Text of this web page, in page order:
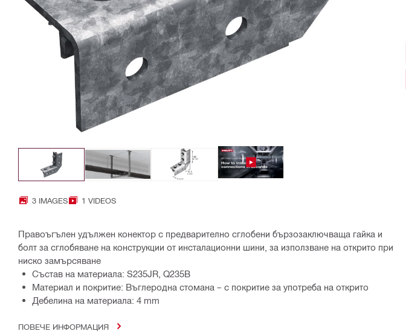
3 IMAGES 1 VIDEOS
Правоъгълен удължен конектор с предварително сглобени бързозаключваща гайка и
болт за сглобяване на конструкции от инсталационни шини, за използване на открито при
ниско замърсяване
Състав на материала: S235JR, Q235B
Материал и покритие: Въглеродна стомана – с покритие за употреба на открито
Дебелина на материала: 4 mm
ПОВЕЧЕ ИНФОРМАЦИЯ